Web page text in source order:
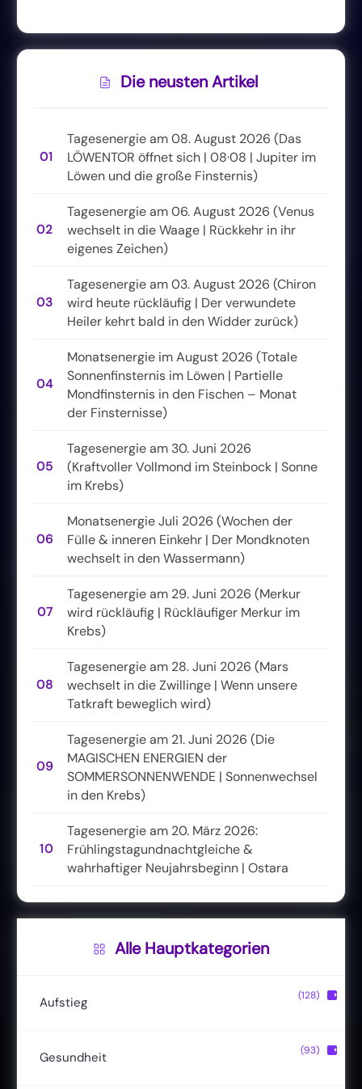
Die neusten Artikel
01
Tagesenergie am 08. August 2026 (Das
LÖWENTOR öffnet sich | 08·08 | Jupiter im
Löwen und die große Finsternis)
02
Tagesenergie am 06. August 2026 (Venus
wechselt in die Waage | Rückkehr in ihr
eigenes Zeichen)
03
Tagesenergie am 03. August 2026 (Chiron
wird heute rückläufig | Der verwundete
Heiler kehrt bald in den Widder zurück)
04
Monatsenergie im August 2026 (Totale
Sonnenfinsternis im Löwen | Partielle
Mondfinsternis in den Fischen – Monat
der Finsternisse)
05
Tagesenergie am 30. Juni 2026
(Kraftvoller Vollmond im Steinbock | Sonne
im Krebs)
06
Monatsenergie Juli 2026 (Wochen der
Fülle & inneren Einkehr | Der Mondknoten
wechselt in den Wassermann)
07
Tagesenergie am 29. Juni 2026 (Merkur
wird rückläufig | Rückläufiger Merkur im
Krebs)
08
Tagesenergie am 28. Juni 2026 (Mars
wechselt in die Zwillinge | Wenn unsere
Tatkraft beweglich wird)
09
Tagesenergie am 21. Juni 2026 (Die
MAGISCHEN ENERGIEN der
SOMMERSONNENWENDE | Sonnenwechsel
in den Krebs)
10
Tagesenergie am 20. März 2026:
Frühlingstagundnachtgleiche &
wahrhaftiger Neujahrsbeginn | Ostara
Alle Hauptkategorien
Aufstieg
Christusbewusstsein (20)
(128) ▶
Gesundheit (93) ▶